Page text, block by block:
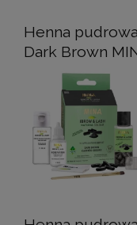
Henna
Dark Brown